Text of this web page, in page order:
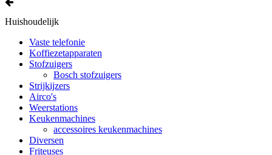
Huishoudelijk
Vaste telefonie
Koffiezetapparaten
Stofzuigers
Bosch stofzuigers
Strijkijzers
Airco's
Weerstations
Keukenmachines
accessoires keukenmachines
Diversen
Friteuses